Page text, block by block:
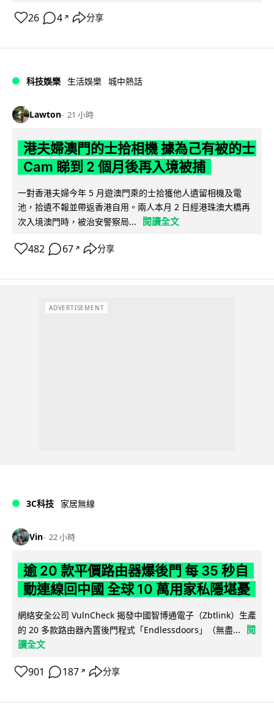
26 4 ↗ 分享
科技娛樂 生活娛樂 城中熱話
Lawton 21 小時
港夫婦澳門的士拾相機 據為己有被的士
Cam 睇到 2 個月後再入境被捕
一對香港夫婦今年 5 月遊澳門乘的士拾獲他人遺留相機及電
池，拾遺不報並帶返香港自用。兩人本月 2 日經港珠澳大橋再
次入境澳門時，被治安警察局...
閱讀全文
482 67 ↗ 分享
ADVERTISEMENT
3C科技 家居無線
Vin 22 小時
逾 20 款平價路由器爆後門 每 35 秒自
動連線回中國 全球 10 萬用家私隱堪憂
網絡安全公司 VulnCheck 揭發中國智博通電子（Zbtlink）生產
的 20 多款路由器內置後門程式「Endlessdoors」（無盡...
閱
讀全文
901 187 ↗ 分享